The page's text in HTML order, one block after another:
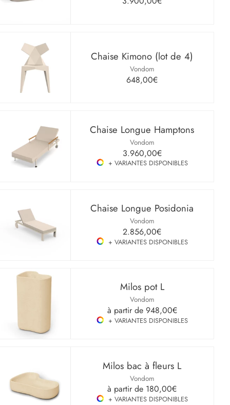
Chaise Kimono (lot de 4)
Vondom
648,00€
Chaise Longue Hamptons
Vondom
3.960,00€
+ VARIANTES DISPONIBLES
Chaise Longue Posidonia
Vondom
2.856,00€
+ VARIANTES DISPONIBLES
Milos pot L
Vondom
à partir de 948,00€
+ VARIANTES DISPONIBLES
Milos bac à fleurs L
Vondom
à partir de 180,00€
+ VARIANTES DISPONIBLES